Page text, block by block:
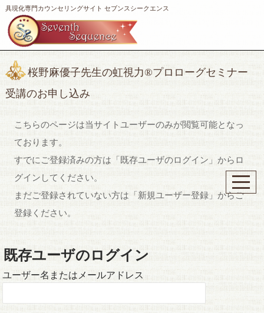
具現化専門カウンセリングサイト セブンスシークエンス
桜野麻優子先生の虹視力®︎プロローグセミナー
受講のお申し込み
こちらのページは当サイトユーザーのみが閲覧可能となっ
ております。
すでにご登録済みの方は「既存ユーザのログイン」からロ
グインしてください。
まだご登録されていない方は「新規ユーザー登録」からご
登録ください。
既存ユーザのログイン
ユーザー名またはメールアドレス